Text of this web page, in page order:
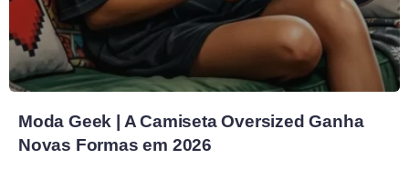
Moda Geek | A Camiseta Oversized Ganha
Novas Formas em 2026